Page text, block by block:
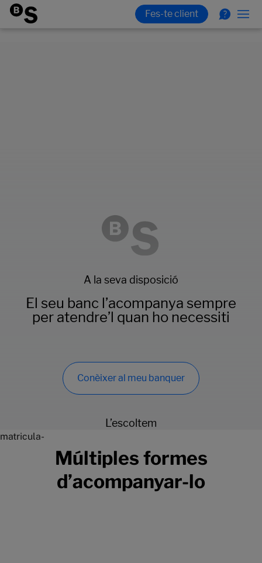
A la seva disposició
El seu banc l’acompanya sempre
per atendre’l quan ho necessiti
Conèixer al meu banquer
L’escoltem
matricula-
Múltiples formes
d’acompanyar-lo